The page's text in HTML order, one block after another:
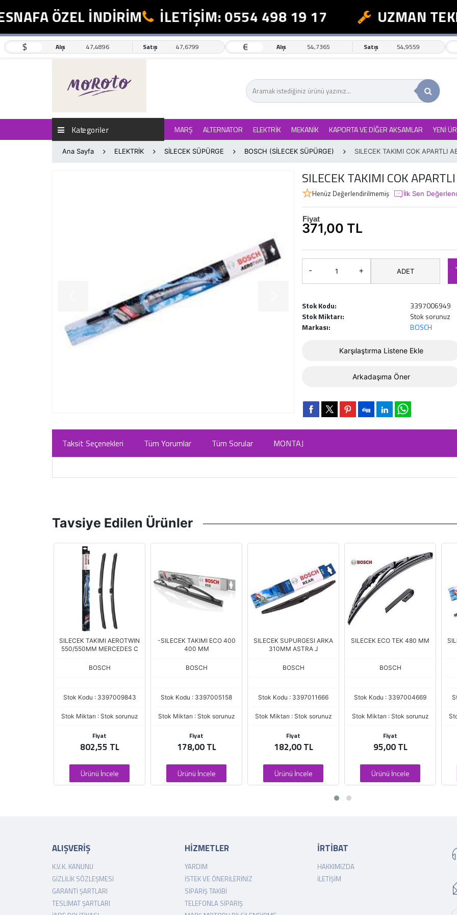
ÖZEL İNDİRİM İLETİŞİM: 0554 498 19 17 UZMAN
$ Alış 47,4896 Satış 47,6799 € Alış 54,7365 Satış 54,9559
Kategoriler MARŞ ALTERNATOR ELEKTRİK MEKANİK KAPORTA VE DİĞER AKSAMLAR YENİ
Ana Sayfa ELEKTRİK SİLECEK SÜPÜRGE BOSCH (SİLECEK SÜPÜRGE) SILECEK TAKIMI COK APARTLI
SILECEK TAKIMI COK
Henüz Değerlendirilmemiş İlk Sen
Fiyat
371,00 TL
- + ADET
Stok Kodu:
3397006949
Stok Miktarı:
Stok sorunuz
Markası:
BOSCH
Karşılaştırma Listene Ekle
Arkadaşıma Öner
Taksit Seçenekleri Tüm Yorumlar Tüm Sorular MONTAJ
Tavsiye Edilen Ürünler
-SILECEK TAKIMI ECO 400
400 MM
BOSCH
Stok Kodu : 3397005158
Stok Miktarı : Stok sorunuz
Fiyat
178,00 TL
Ürünü İncele
SILECEK SUPURGESI ARKA
310MM ASTRA J
BOSCH
Stok Kodu : 3397011666
Stok Miktarı : Stok sorunuz
Fiyat
182,00 TL
Ürünü İncele
SILECEK ECO TEK 480 MM
BOSCH
Stok Kodu : 3397004669
Stok Miktarı : Stok sorunuz
Fiyat
95,00 TL
Ürünü İncele
SILECEK SUPURGESI ARKA
BOSCH
Stok Kodu : 3397011628
Stok Miktarı : Stok sorunuz
Fiyat
181,00 TL
Ürünü İncele
ALIŞVERİŞ
K.V.K. KANUNU
GIZLILIK SÖZLEŞMESI
GARANTI ŞARTLARI
TESLIMAT ŞARTLARI
HİZMETLER
YARDIM
İSTEK VE ÖNERILERINIZ
SIPARIŞ TAKIBI
TELEFONLA SIPARIŞ
İRTİBAT
HAKKIMIZDA
İLETIŞIM